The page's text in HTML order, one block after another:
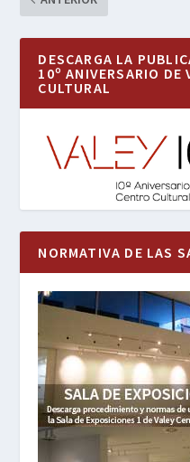
DESCARGA LA
10º ANIVERSARIO DE
CULTURAL
NORMATIVA DE LAS